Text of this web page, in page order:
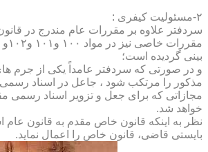
۲-مسئولیت کیفری :
سردفتر علاوه بر مقررات عام مندرج در
بینی گردیده است؛
و در صورتی که سردفتر عامداً یکی از جرم
مذکور را مرتکب شود ، جاعل در اسناد
مجازاتی که برای جعل و تزویر اسناد
خواهد شد.
نظر به اینکه قانون خاص مقدم به قانون عام
بایستی قاضی، قانون خاص را اعمال نماید.